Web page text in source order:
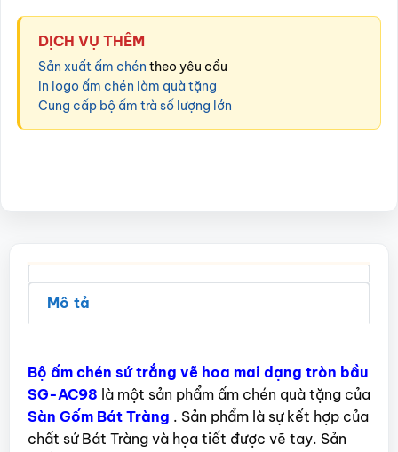
DỊCH VỤ THÊM
Sản xuất ấm chén theo yêu cầu
In logo ấm chén làm quà tặng
Cung cấp bộ ấm trà số lượng lớn
Mô tả
Bộ ấm chén sứ trắng vẽ hoa mai dạng tròn bầu
SG-AC98 là một sản phẩm ấm chén quà tặng của
Sàn Gốm Bát Tràng . Sản phẩm là sự kết hợp của
chất sứ Bát Tràng và họa tiết được vẽ tay. Sản